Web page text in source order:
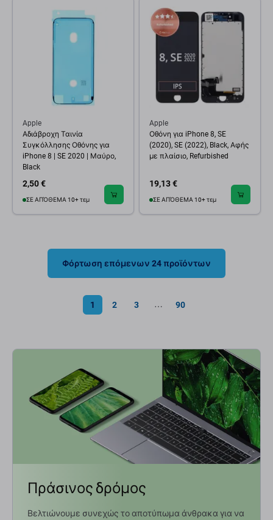
Apple
Αδιάβροχη Ταινία
Συγκόλλησης Οθόνης για
iPhone 8 | SE 2020 | Μαύρο,
Black
2,50 €
ΣΕ ΑΠΌΘΕΜΑ 10+ τεμ
Apple
Οθόνη για iPhone 8, SE
(2020), SE (2022), Black, Αφής
με πλαίσιο, Refurbished
19,13 €
ΣΕ ΑΠΌΘΕΜΑ 10+ τεμ
Φόρτωση επόμενων 24 προϊόντων
1 2 3 ⋯ 90
Πράσινος δρόμος
Βελτιώνουμε συνεχώς το αποτύπωμα άνθρακα για να